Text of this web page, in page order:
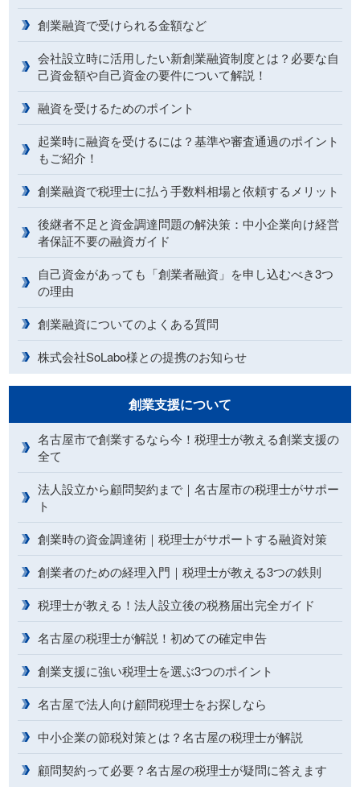
創業融資で受けられる金額など
会社設立時に活用したい新創業融資制度とは？必要な自
己資金額や自己資金の要件について解説！
融資を受けるためのポイント
起業時に融資を受けるには？基準や審査通過のポイント
もご紹介！
創業融資で税理士に払う手数料相場と依頼するメリット
後継者不足と資金調達問題の解決策：中小企業向け経営
者保証不要の融資ガイド
自己資金があっても「創業者融資」を申し込むべき3つ
の理由
創業融資についてのよくある質問
株式会社SoLabo様との提携のお知らせ
創業支援について
名古屋市で創業するなら今！税理士が教える創業支援の
全て
法人設立から顧問契約まで｜名古屋市の税理士がサポー
ト
創業時の資金調達術｜税理士がサポートする融資対策
創業者のための経理入門｜税理士が教える3つの鉄則
税理士が教える！法人設立後の税務届出完全ガイド
名古屋の税理士が解説！初めての確定申告
創業支援に強い税理士を選ぶ3つのポイント
名古屋で法人向け顧問税理士をお探しなら
中小企業の節税対策とは？名古屋の税理士が解説
顧問契約って必要？名古屋の税理士が疑問に答えます